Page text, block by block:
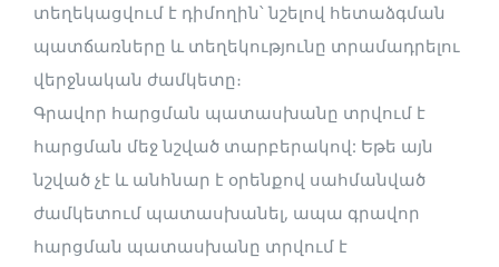
տեղեկացվում է դիմողին՝ նշելով հետաձգման
պատճառները և տեղեկությունը տրամադրելու
վերջնական ժամկետը։
Գրավոր հարցման պատասխանը տրվում է
հարցման մեջ նշված տարբերակով: Եթե այն
նշված չէ և անհնար է օրենքով սահմանված
ժամկետում պատասխանել, ապա գրավոր
հարցման պատասխանը տրվում է